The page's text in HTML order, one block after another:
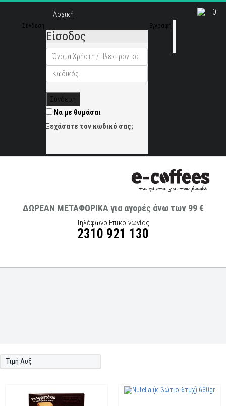
Αρχική
Σύνδεση
Είσοδος
Σύνδεση
Να με θυμάσαι
Ξεχάσατε τον κωδικό σας;
Εγγραφή
ΔΩΡΕΑΝ ΜΕΤΑΦΟΡΙΚΑ για αγορές άνω των 99 €
Τηλέφωνο Επικοινωνίας
2310 921 130
Τιμή Αυξ.
0